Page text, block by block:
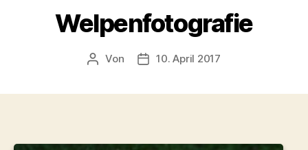
Welpenfotografie
Beitragsautor
Von Veröffentlichungsdatum
10. April 2017